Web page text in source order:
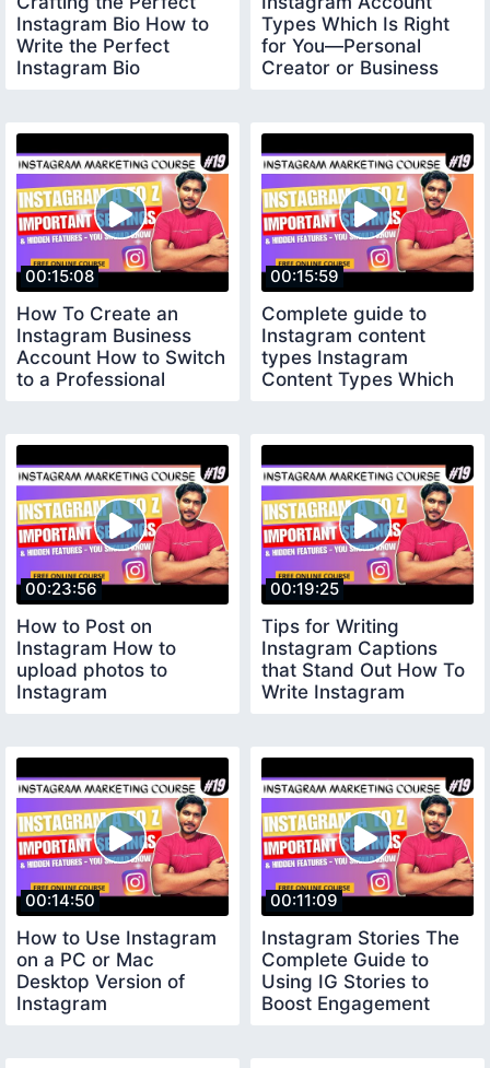
Instagram Bio How to
Write the Perfect
Instagram Bio
Types Which Is Right
for You—Personal
Creator or Business
00:15:08
How To Create an
Instagram Business
Account How to Switch
to a Professional
00:15:59
Complete guide to
Instagram content
types Instagram
Content Types Which
00:23:56
How to Post on
Instagram How to
upload photos to
Instagram
00:19:25
Tips for Writing
Instagram Captions
that Stand Out How To
Write Instagram
00:14:50
How to Use Instagram
on a PC or Mac
Desktop Version of
Instagram
00:11:09
Instagram Stories The
Complete Guide to
Using IG Stories to
Boost Engagement